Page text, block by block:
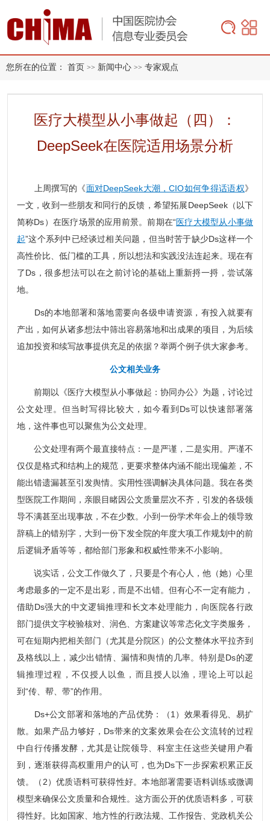
您所在的位置： 首页 >> 新闻中心 >> 专家观点
医疗大模型从小事做起（四）：
DeepSeek在医院适用场景分析
上周撰写的《面对DeepSeek大潮，CIO如何争得话语权》
一文，收到一些朋友和同行的反馈，希望拓展DeepSeek（以下
简称Ds）在医疗场景的应用前景。前期在“医疗大模型从小事做
起”这个系列中已经谈过相关问题，但当时苦于缺少Ds这样一个
高性价比、低门槛的工具，所以想法和实践没法连起来。现在有
了Ds，很多想法可以在之前讨论的基础上重新捋一捋，尝试落
地。
Ds的本地部署和落地需要向各级申请资源，有投入就要有
产出，如何从诸多想法中筛出容易落地和出成果的项目，为后续
追加投资和续写故事提供充足的依据？举两个例子供大家参考。
公文相关业务
前期以《医疗大模型从小事做起：协同办公》为题，讨论过
公文处理。但当时写得比较大，如今看到Ds可以快速部署落
地，这件事也可以聚焦为公文处理。
公文处理有两个最直接特点：一是严谨，二是实用。严谨不
仅仅是格式和结构上的规范，更要求整体内涵不能出现偏差，不
能出错遗漏甚至引发舆情。实用性强调解决具体问题。我在各类
型医院工作期间，亲眼目睹因公文质量层次不齐，引发的各级领
导不满甚至出现事故，不在少数。小到一份学术年会上的领导致
辞稿上的错别字，大到一份下发全院的年度大项工作规划中的前
后逻辑矛盾等等，都给部门形象和权威性带来不小影响。
说实话，公文工作做久了，只要是个有心人，他（她）心里
考虑最多的一定不是出彩，而是不出错。但有心不一定有能力，
借助Ds强大的中文逻辑推理和长文本处理能力，向医院各行政
部门提供文字校验核对、润色、方案建议等常态化文字类服务，
可在短期内把相关部门（尤其是分院区）的公文整体水平拉齐到
及格线以上，减少出错情、漏情和舆情的几率。特别是Ds的逻
辑推理过程，不仅授人以鱼，而且授人以渔，理论上可以起
到“传、帮、带”的作用。
Ds+公文部署和落地的产品优势：（1）效果看得见、易扩
散。如果产品力够好，Ds带来的文案效果会在公文流转的过程
中自行传播发酵，尤其是让院领导、科室主任这些关键用户看
到，逐渐获得高权重用户的认可，也为Ds下一步探索积累正反
馈。（2）优质语料可获得性好。本地部署需要语料训练或微调
模型来确保公文质量和合规性。这方面公开的优质语料多，可获
得性好。比如国家、地方性的行政法规、工作报告、党政机关公